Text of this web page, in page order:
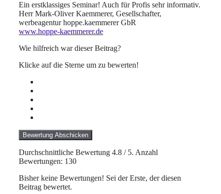
Ein erstklassiges Seminar! Auch für Profis sehr informativ.
Herr Mark-Oliver Kaemmerer, Gesellschafter,
werbeagentur hoppe.kaemmerer GbR
www.hoppe-kaemmerer.de
Wie hilfreich war dieser Beitrag?
Klicke auf die Sterne um zu bewerten!
Bewertung Abschicken
Durchschnittliche Bewertung 4.8 / 5. Anzahl
Bewertungen: 130
Bisher keine Bewertungen! Sei der Erste, der diesen
Beitrag bewertet.